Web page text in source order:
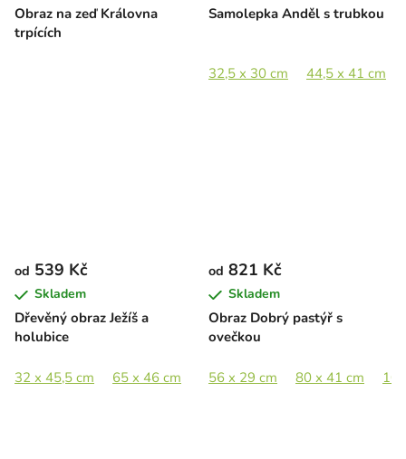
Obraz na zeď Královna
trpících
Samolepka Anděl s trubkou
32,5 x 30 cm 44,5 x 41 cm
Dřevěný obraz Ježíš a
holubice
od 539 Kč
Skladem
32 x 45,5 cm 65 x 46 cm 89 x 63 cm 126 x 89 cm
Obraz Dobrý pastýř s
ovečkou
od 821 Kč
Skladem
56 x 29 cm 80 x 41 cm